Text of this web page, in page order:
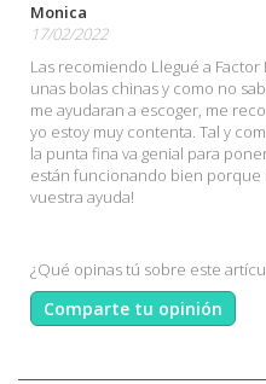
Monica
17/02/2022
Las recomiendo Llegué a
unas bolas chinas y como no
me ayudaran a escoger, me
yo estoy muy contenta. Tal y
la punta fina va genial para
están funcionando bien porque
vuestra ayuda!
¿Qué opinas tú sobre este
Comparte tu opinión